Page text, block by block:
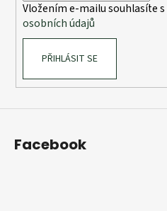
Vložením e-mailu souhlasíte s
osobních údajů
PŘIHLÁSIT SE
Facebook